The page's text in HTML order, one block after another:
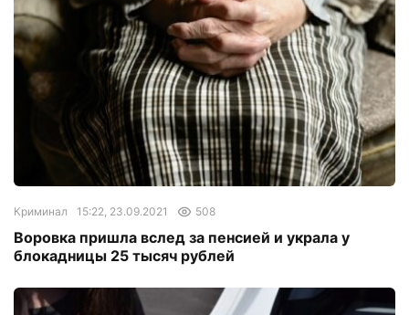
Криминал 15:22, 23.09.2021 508
Воровка пришла вслед за пенсией и украла у
блокадницы 25 тысяч рублей